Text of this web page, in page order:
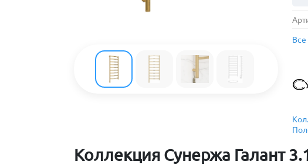
Все
Коллекция Сунержа Галант